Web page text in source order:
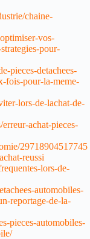
chaine-
vos-
pour-
pieces-detachees-
fois-pour-la-meme-
lors-de-lachat-de-
achat-pieces-
29718904517745
reussi
lors-de-
automobiles-
reportage-de-la-
pieces-automobiles-